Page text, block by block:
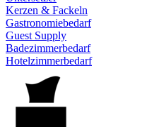
Kerzen & Fackeln
Gastronomiebedarf
Guest Supply
Badezimmerbedarf
Hotelzimmerbedarf